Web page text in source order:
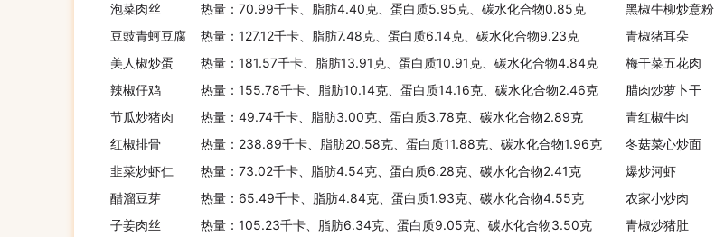
泡菜肉丝
热量：70.99千卡、脂肪4.40克、蛋白质5.95克、碳水化合物0.85克 黑椒牛柳炒意粉
豆豉青蚵豆腐
热量：127.12千卡、脂肪7.48克、蛋白质6.14克、碳水化合物9.23克 青椒猪耳朵
美人椒炒蛋
热量：181.57千卡、脂肪13.91克、蛋白质10.91克、碳水化合物4.84克 梅干菜五花肉
辣椒仔鸡
热量：155.78千卡、脂肪10.14克、蛋白质14.16克、碳水化合物2.46克 腊肉炒萝卜干
节瓜炒猪肉
热量：49.74千卡、脂肪3.00克、蛋白质3.78克、碳水化合物2.89克 青红椒牛肉
红椒排骨
热量：238.89千卡、脂肪20.58克、蛋白质11.88克、碳水化合物1.96克 冬菇菜心炒面
韭菜炒虾仁
热量：73.02千卡、脂肪4.54克、蛋白质6.28克、碳水化合物2.41克 爆炒河虾
醋溜豆芽
热量：65.49千卡、脂肪4.84克、蛋白质1.93克、碳水化合物4.55克 农家小炒肉
子姜肉丝
热量：105.23千卡、脂肪6.34克、蛋白质9.05克、碳水化合物3.50克 青椒炒猪肚